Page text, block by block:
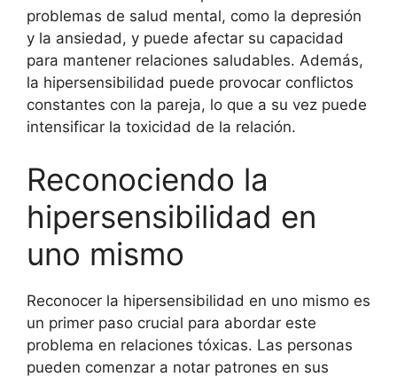
problemas de salud mental, como la depresión
y la ansiedad, y puede afectar su capacidad
para mantener relaciones saludables. Además,
la hipersensibilidad puede provocar conflictos
constantes con la pareja, lo que a su vez puede
intensificar la toxicidad de la relación.
Reconociendo la
hipersensibilidad en
uno mismo
Reconocer la hipersensibilidad en uno mismo es
un primer paso crucial para abordar este
problema en relaciones tóxicas. Las personas
pueden comenzar a notar patrones en sus